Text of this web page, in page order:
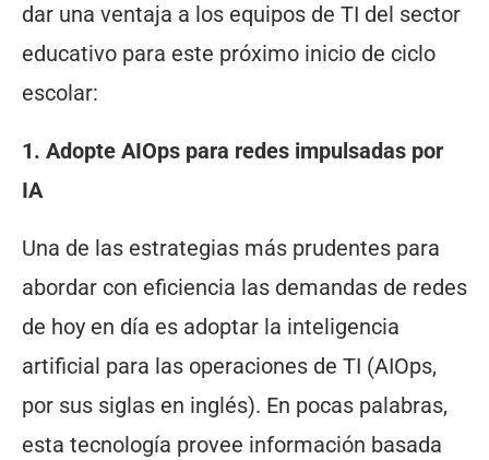
dar una ventaja a los equipos de TI del sector
educativo para este próximo inicio de ciclo
escolar:
1. Adopte AIOps para redes impulsadas por
IA
Una de las estrategias más prudentes para
abordar con eficiencia las demandas de redes
de hoy en día es adoptar la inteligencia
artificial para las operaciones de TI (AIOps,
por sus siglas en inglés). En pocas palabras,
esta tecnología provee información basada